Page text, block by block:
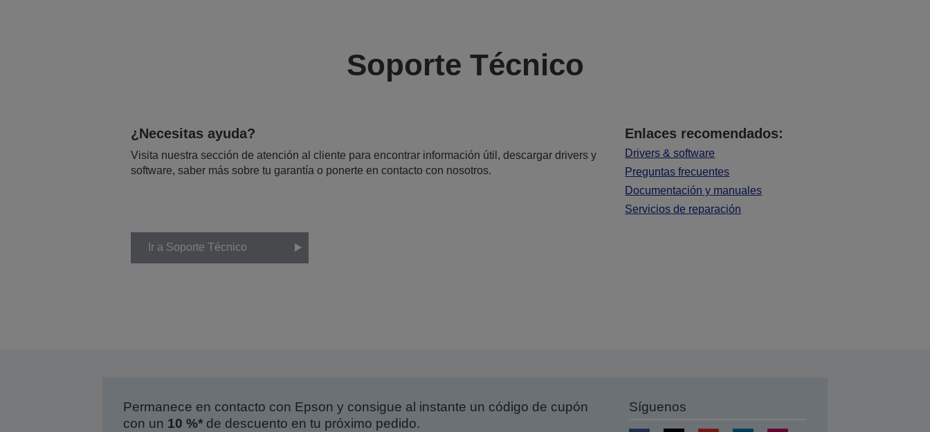
Soporte Técnico
¿Necesitas ayuda?
Visita nuestra sección de atención al cliente para encontrar información útil, descargar drivers y
software, saber más sobre tu garantía o ponerte en contacto con nosotros.
Enlaces recomendados:
Drivers & software
Preguntas frecuentes
Documentación y manuales
Servicios de reparación
Ir a Soporte Técnico
Permanece en contacto con Epson y consigue al instante un código de cupón
con un 10 %*de descuento en tu próximo pedido.
Síguenos